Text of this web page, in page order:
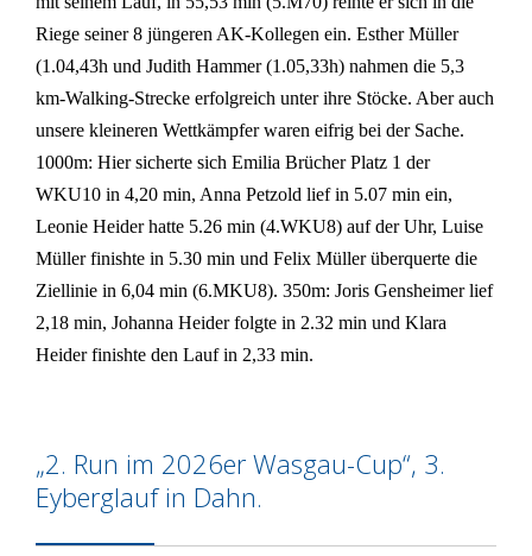
Riege seiner 8 jüngeren AK-Kollegen ein. Esther Müller
(1.04,43h und Judith Hammer (1.05,33h) nahmen die 5,3
km-Walking-Strecke erfolgreich unter ihre Stöcke. Aber auch
unsere kleineren Wettkämpfer waren eifrig bei der Sache.
1000m: Hier sicherte sich Emilia Brücher Platz 1 der
WKU10 in 4,20 min, Anna Petzold lief in 5.07 min ein,
Leonie Heider hatte 5.26 min (4.WKU8) auf der Uhr, Luise
Müller finishte in 5.30 min und Felix Müller überquerte die
Ziellinie in 6,04 min (6.MKU8). 350m: Joris Gensheimer lief
2,18 min, Johanna Heider folgte in 2.32 min und Klara
Heider finishte den Lauf in 2,33 min.
„2. Run im 2026er Wasgau-Cup“, 3.
Eyberglauf in Dahn.